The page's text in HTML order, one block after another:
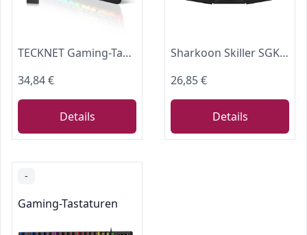
TECKNET Gaming-Tastatur Kabellos, QWERTZ-Tastatur, Deutsches Layout
34,84 €
Details
Sharkoon Skiller SGK4 Gaming Keyboard RGB, N-Key-Rollover, (Deutsches Tastaturlayout), schwarz
26,85 €
Details
-
Gaming-Tastaturen